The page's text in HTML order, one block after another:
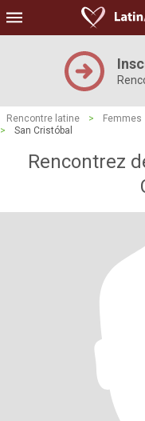
Rencontre latine > Femmes
>
San Cristóbal
Rencontrez